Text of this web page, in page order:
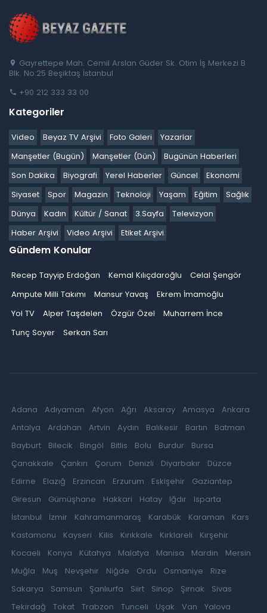
Gayrettepe Mah. Cemil Arslan Güder Sk. Otim İş Merkezi B
Blk. No:25 Beşiktaş İstanbul
+90 212 333 33 00
Kategoriler
Video Beyaz TV Arşivi Foto Galeri
Yazarlar
Manşetler (Bugün)
Manşetler (Dün)
Bugünün Haberleri
Son Dakika
Biyografi Yerel Haberler Güncel
Ekonomi
Siyaset
Spor Magazin Teknoloji Yaşam Eğitim
Sağlık
Dünya
Kadın Kültür / Sanat 3.Sayfa
Televizyon
Haber Arşivi
Video Arşivi Etiket Arşivi
Gündem Konular
Recep Tayyip Erdoğan Kemal Kılıçdaroğlu
Celal Şengör
Ampute Milli Takımı
Mansur Yavaş
Ekrem İmamoğlu
Yol TV
Alper Taşdelen Özgür Özel
Muharrem İnce
Tunç Soyer
Serkan Sarı
Adana Adıyaman Afyon Ağrı Aksaray Amasya
Ankara
Antalya
Ardahan Artvin Aydın Balıkesir Bartın
Batman
Bayburt
Bilecik Bingöl Bitlis Bolu Burdur
Bursa
Çanakkale
Çankırı Çorum Denizli Diyarbakır
Düzce
Edirne
Elazığ Erzincan Erzurum Eskişehir
Gaziantep
Giresun
Gümüşhane Hakkari Hatay Iğdır
Isparta
İstanbul
İzmir Kahramanmaraş Karabük Karaman
Kars
Kastamonu
Kayseri Kilis Kırıkkale Kırklareli
Kırşehir
Kocaeli
Konya Kütahya Malatya Manisa Mardin
Mersin
Muğla
Muş Nevşehir Niğde Ordu Osmaniye
Rize
Sakarya
Samsun Şanlıurfa Siirt Sinop Şırnak
Sivas
Tekirdağ
Tokat Trabzon Tunceli Uşak Van
Yalova